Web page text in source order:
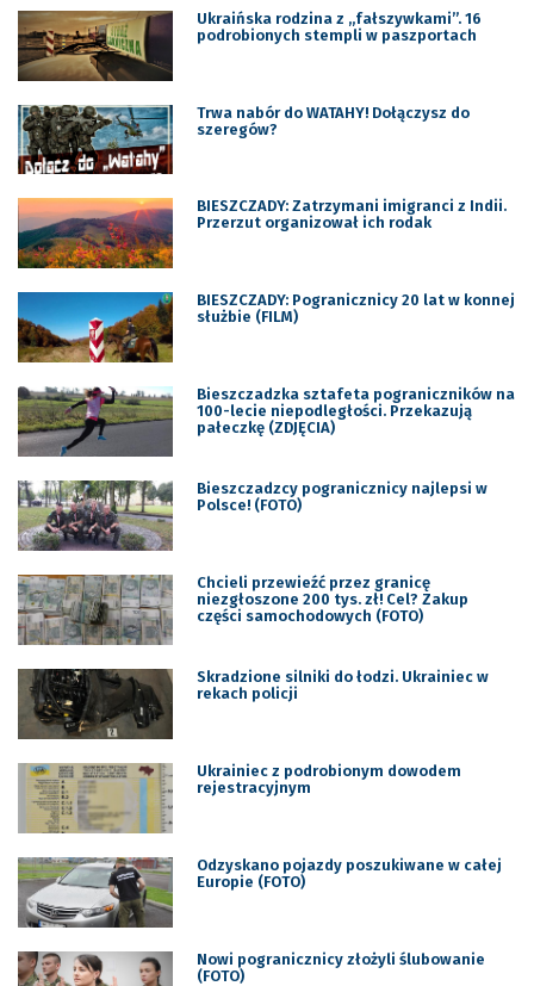
Ukraińska rodzina z „fałszywkami”. 16
podrobionych stempli w paszportach
Trwa nabór do WATAHY! Dołączysz do
szeregów?
BIESZCZADY: Zatrzymani imigranci z Indii.
Przerzut organizował ich rodak
BIESZCZADY: Pogranicznicy 20 lat w konnej
służbie (FILM)
Bieszczadzka sztafeta pograniczników na
100-lecie niepodległości. Przekazują
pałeczkę (ZDJĘCIA)
Bieszczadzcy pogranicznicy najlepsi w
Polsce! (FOTO)
Chcieli przewieźć przez granicę
niezgłoszone 200 tys. zł! Cel? Zakup
części samochodowych (FOTO)
Skradzione silniki do łodzi. Ukrainiec w
rekach policji
Ukrainiec z podrobionym dowodem
rejestracyjnym
Odzyskano pojazdy poszukiwane w całej
Europie (FOTO)
Nowi pogranicznicy złożyli ślubowanie
(FOTO)